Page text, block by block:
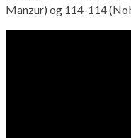
Manzur) og 114-114